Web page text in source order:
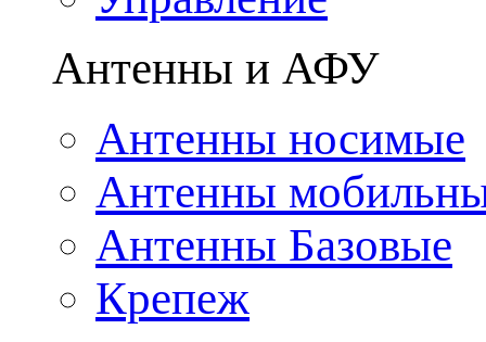
Антенны и АФУ
Антенны носимые
Антенны
Антенны Базовые
Крепеж